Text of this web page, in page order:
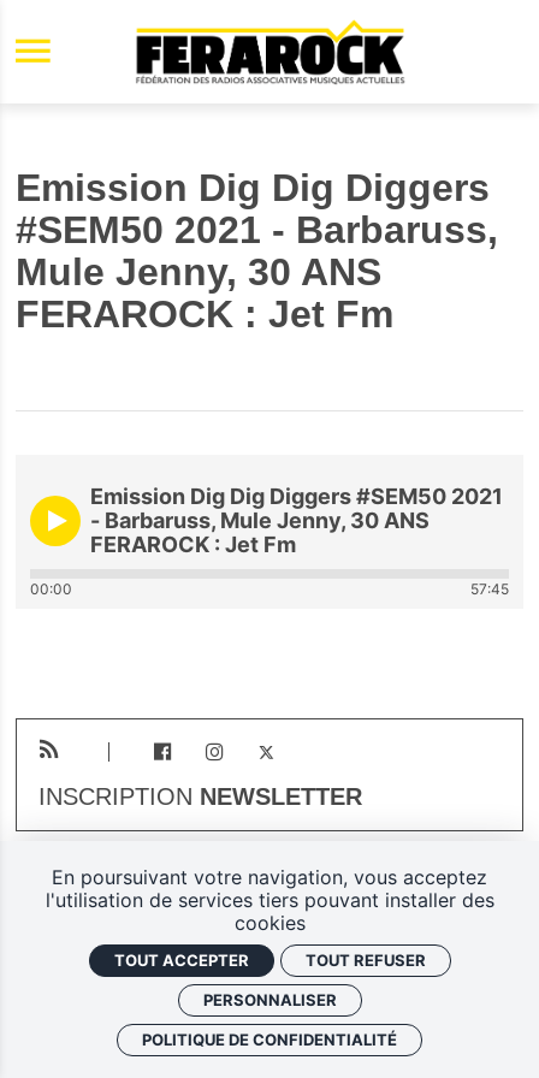
Aller au contenu principal
Emission Dig Dig Diggers
#SEM50 2021 - Barbaruss,
Mule Jenny, 30 ANS
FERAROCK : Jet Fm
Emission Dig Dig Diggers #SEM50 2021
- Barbaruss, Mule Jenny, 30 ANS
FERAROCK : Jet Fm
00:00 57:45
INSCRIPTION NEWSLETTER
Plan du site
Mentions légales
Politique de confidentialité
Ferarock.org, une réalisation
En poursuivant votre navigation, vous acceptez
l'utilisation de services tiers pouvant installer des
cookies
TOUT ACCEPTER TOUT REFUSER
PERSONNALISER
POLITIQUE DE CONFIDENTIALITÉ